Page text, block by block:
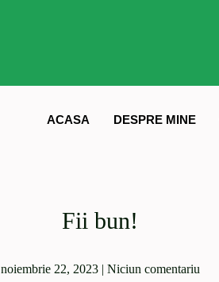
ACASA DESPRE MINE
Fii bun!
noiembrie 22, 2023| Niciun comentariu